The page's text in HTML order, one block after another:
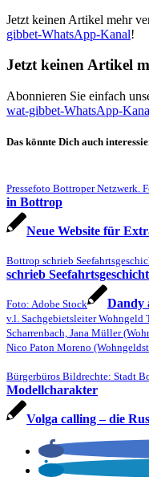
Jetzt keinen Artikel mehr
gibbet-WhatsApp-Kanal!
Jetzt keinen Artikel
Abonnieren Sie einfach
wat-gibbet-WhatsApp-
Das könnte Dich auch
Pressefoto Bottroper Netzwerk.
in Bottrop
Neue Website für
Bottrop schrieb
schrieb
Foto: Adobe Stock Dandy
v.l. Sachgebietsleiter
Scharrenbach, Jana Müller
Nico Paton Moreno
Bürgerbüros Bildrechte: Stadt
Modellcharakter
Volga calling – die